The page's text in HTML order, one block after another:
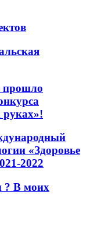
прошло
руках»!
«Здоровье
2022
? В моих